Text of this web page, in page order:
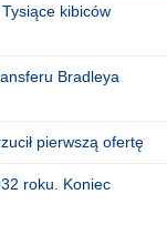
kibiców
Bradleya
pierwszą ofertę
roku. Koniec